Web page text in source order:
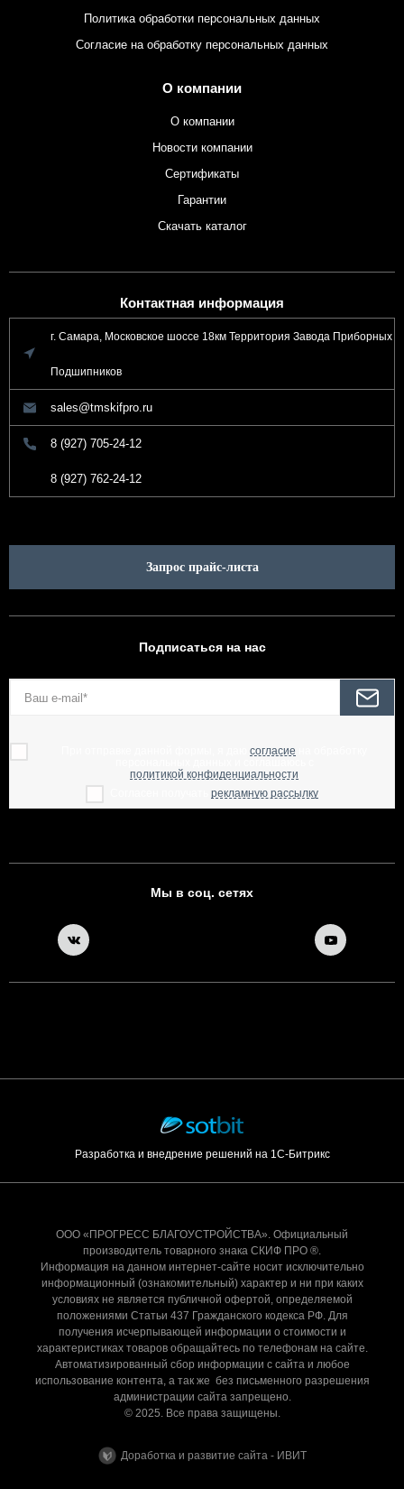
Политика обработки персональных данных
Согласие на обработку персональных данных
О компании
О компании
Новости компании
Сертификаты
Гарантии
Скачать каталог
Контактная информация
г. Самара, Московское шоссе 18км Территория Завода Приборных
Подшипников
sales@tmskifpro.ru
8 (927) 705-24-12
8 (927) 762-24-12
Запрос прайс-листа
Подписаться на нас
согласие
политикой конфиденциальности
рекламную рассылку
Мы в соц. сетях
Разработка и внедрение решений на 1С-Битрикс
ООО «ПРОГРЕСС БЛАГОУСТРОЙСТВА». Официальный
производитель товарного знака СКИФ ПРО ®.
Информация на данном интернет-сайте носит исключительно
информационный (ознакомительный) характер и ни при каких
условиях не является публичной офертой, определяемой
положениями Статьи 437 Гражданского кодекса РФ. Для
получения исчерпывающей информации о стоимости и
характеристиках товаров обращайтесь по телефонам на сайте.
Автоматизированный сбор информации с сайта и любое
использование контента, а так же без письменного разрешения
администрации сайта запрещено.
© 2025. Все права защищены.
Доработка и развитие сайта - ИВИТ